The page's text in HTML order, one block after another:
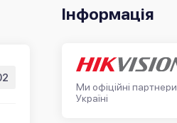
Інформація
Ми офіційні партнери
Україні